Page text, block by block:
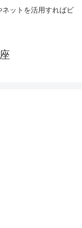
ネットを活用すればビ